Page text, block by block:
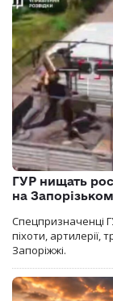
ГУР нищать
на
Спецпризначенці
піхоти, артилерії,
Запоріжжі.